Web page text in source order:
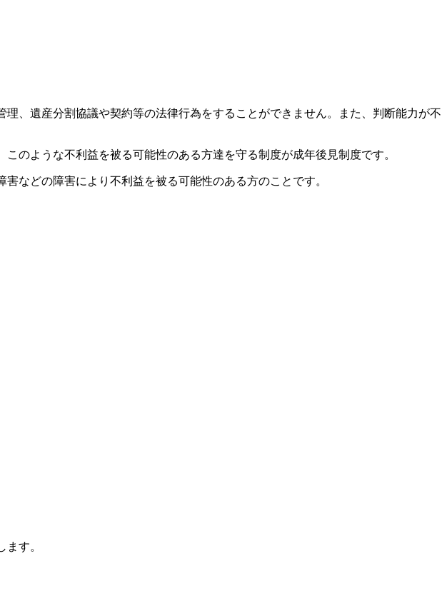
、遺産分割協議や契約等の法律行為をすることができません。また、判断能力が不
のような不利益を被る可能性のある方達を守る制度が成年後見制度です。
などの障害により不利益を被る可能性のある方のことです。
す。